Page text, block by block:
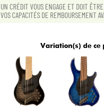
UN CRÉDIT VOUS ENGAGE ET DOIT
VOS CAPACITÉS DE REMBOURSEMENT
Variation(s) de ce